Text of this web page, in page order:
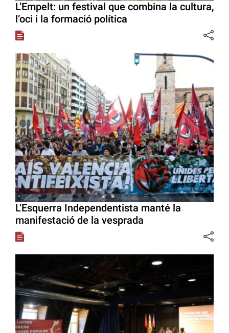
L’Empelt: un festival que combina la cultura,
l’oci i la formació política
L’Esquerra Independentista manté la
manifestació de la vesprada